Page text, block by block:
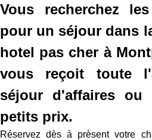
Vous recherchez
pour un séjour dans
hotel pas cher à
vous reçoit toute
séjour d'affaires ou
petits prix.
Réservez dès à prèsent votre